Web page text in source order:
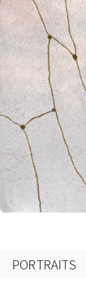
PORTRAITS
CONTACT
まずは相談